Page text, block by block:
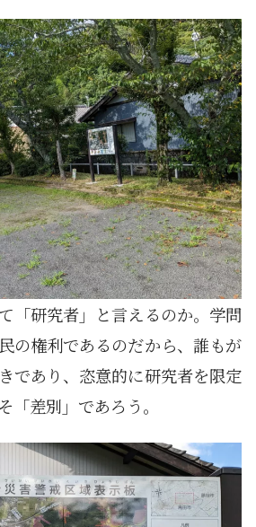
「研究者」と言えるのか。学問
の権利であるのだから、誰もが
であり、恣意的に研究者を限定
「差別」であろう。